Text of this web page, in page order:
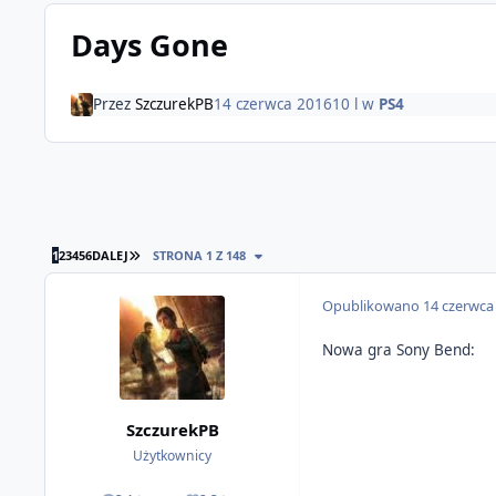
Days Gone
PrzezSzczurekPB14 czerwca 201610 lw PS4
123456DALEJ OSTATNIA STRONA
STRONA 1 Z 148
SzczurekPB
Użytkownicy
Opublikowano 14
Nowa gra Sony Bend: